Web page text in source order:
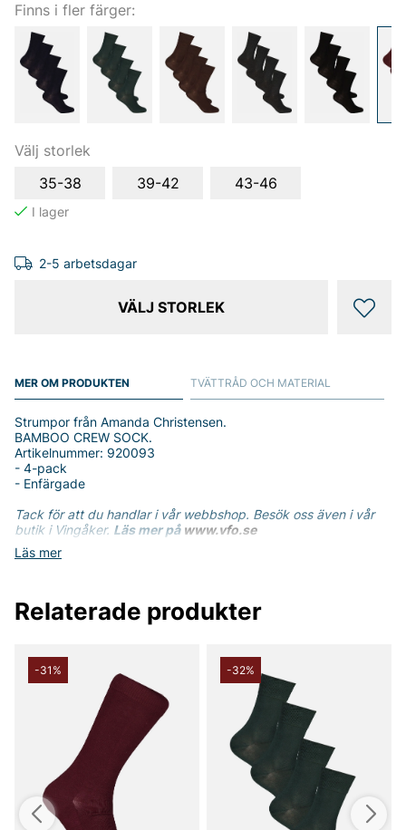
Finns i fler färger:
Välj storlek
35-38
39-42 43-46
2-5 arbetsdagar
VÄLJ STORLEK
MER OM PRODUKTEN
Läs mer
Strumpor från Amanda Christensen.
BAMBOO CREW SOCK.
Artikelnummer: 920093
- 4-pack
- Enfärgade
Tack för att du handlar i vår webbshop. Besök oss även i vår
butik i Vingåker. Läs mer på www.vfo.se
TVÄTTRÅD OCH MATERIAL
Relaterade produkter
-31% -32%